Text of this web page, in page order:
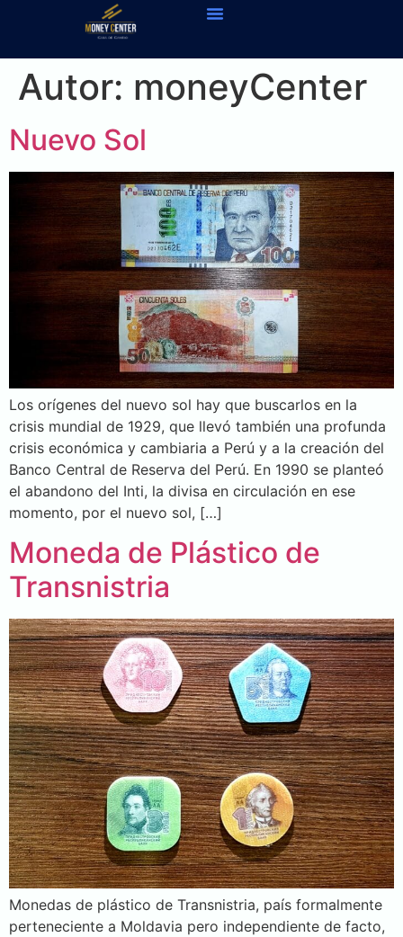
Autor: moneyCenter
Nuevo Sol
Los orígenes del nuevo sol hay que buscarlos en la
crisis mundial de 1929, que llevó también una profunda
crisis económica y cambiaria a Perú y a la creación del
Banco Central de Reserva del Perú. En 1990 se planteó
el abandono del Inti, la divisa en circulación en ese
momento, por el nuevo sol, […]
Moneda de Plástico de
Transnistria
Monedas de plástico de Transnistria, país formalmente
perteneciente a Moldavia pero independiente de facto,